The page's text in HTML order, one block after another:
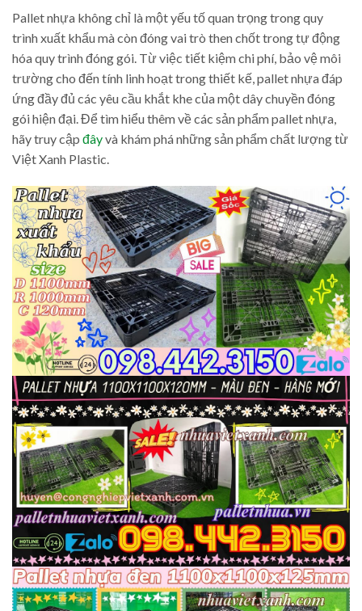
Pallet nhựa không chỉ là một yếu tố quan trọng trong quy
trình xuất khẩu mà còn đóng vai trò then chốt trong tự động
hóa quy trình đóng gói. Từ việc tiết kiệm chi phí, bảo vệ môi
trường cho đến tính linh hoạt trong thiết kế, pallet nhựa đáp
ứng đầy đủ các yêu cầu khắt khe của một dây chuyền đóng
gói hiện đại. Để tìm hiểu thêm về các sản phẩm pallet nhựa,
hãy truy cập đâyvà khám phá những sản phẩm chất lượng từ
Việt Xanh Plastic.